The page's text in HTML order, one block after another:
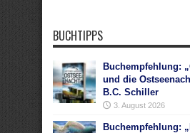
BUCHTIPPS
Buchempfehlung:
und die
B.C. Schiller
3. August 2026
Buchempfehlung: